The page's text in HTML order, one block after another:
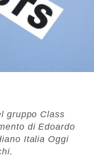
gruppo Class
di Edoardo
Italia Oggi